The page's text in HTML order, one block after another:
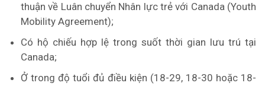
thuận về Luân chuyển Nhân lực trẻ với Canada (Youth
Mobility Agreement);
Có hộ chiếu hợp lệ trong suốt thời gian lưu trú tại
Canada;
Ở trong độ tuổi đủ điều kiện (18-29, 18-30 hoặc 18-